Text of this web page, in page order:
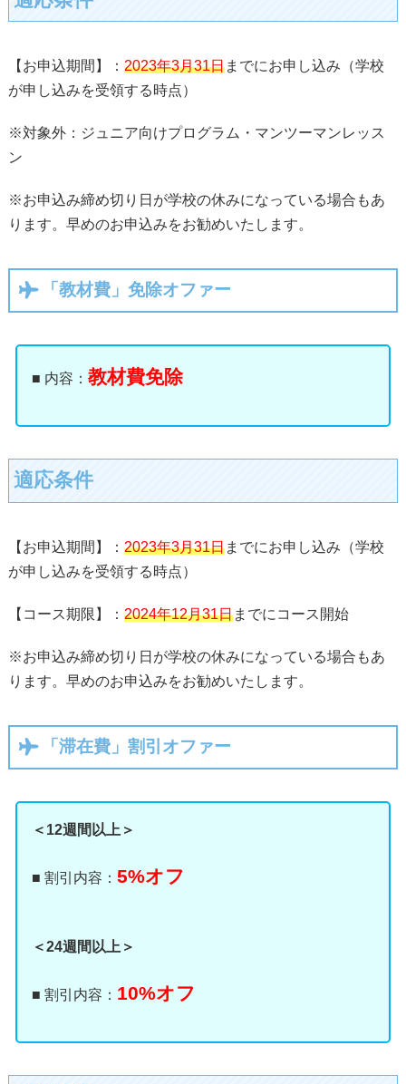
【お申込期間】： 2023年3月31日までにお申し込み（学校
が申し込みを受領する時点）
※対象外：ジュニア向けプログラム・マンツーマンレッス
ン
※お申込み締め切り日が学校の休みになっている場合もあ
ります。早めのお申込みをお勧めいたします。
「教材費」免除オファー
■ 内容： 教材費免除
適応条件
【お申込期間】： 2023年3月31日までにお申し込み（学校
が申し込みを受領する時点）
【コース期限】： 2024年12月31日までにコース開始
※お申込み締め切り日が学校の休みになっている場合もあ
ります。早めのお申込みをお勧めいたします。
「滞在費」割引オファー
＜12週間以上＞
■ 割引内容： 5%オフ
＜24週間以上＞
■ 割引内容： 10%オフ